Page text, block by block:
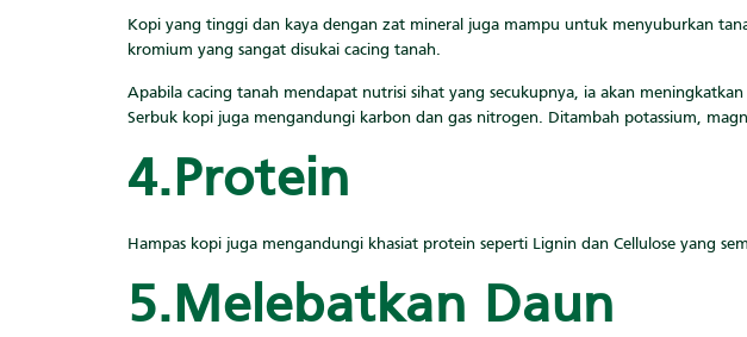
Kopi yang tinggi dan kaya dengan zat mineral juga mampu untuk menyuburkan
kromium yang sangat disukai cacing tanah.
Apabila cacing tanah mendapat nutrisi sihat yang secukupnya, ia akan
Serbuk kopi juga mengandungi karbon dan gas nitrogen. Ditambah potassium,
4.Protein
Hampas kopi juga mengandungi khasiat protein seperti Lignin dan Cellulose yang
5.Melebatkan Daun